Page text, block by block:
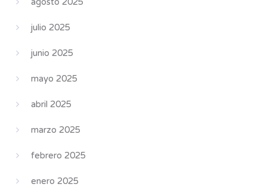
julio 2025
junio 2025
mayo 2025
abril 2025
marzo 2025
febrero 2025
enero 2025